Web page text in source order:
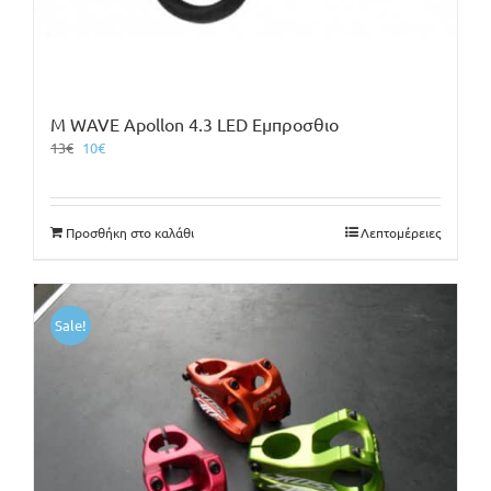
M WAVE Apollon 4.3 LED Εμπροσθιο
13€ Original
13€.
10€Η
είναι:
10€.
Προσθήκη στο καλάθι Λεπτομέρειες
Sale!